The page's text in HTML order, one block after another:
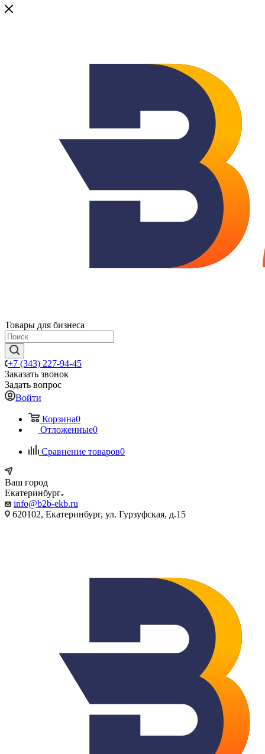
Товары для бизнеса
+7 (343) 227-94-45
Заказать звонок
Задать вопрос
Войти
Корзина0
Отложенные0
Сравнение товаров0
Ваш город
Екатеринбург
info@b2b-ekb.ru
620102, Екатеринбург, ул. Гурзуфская, д.15